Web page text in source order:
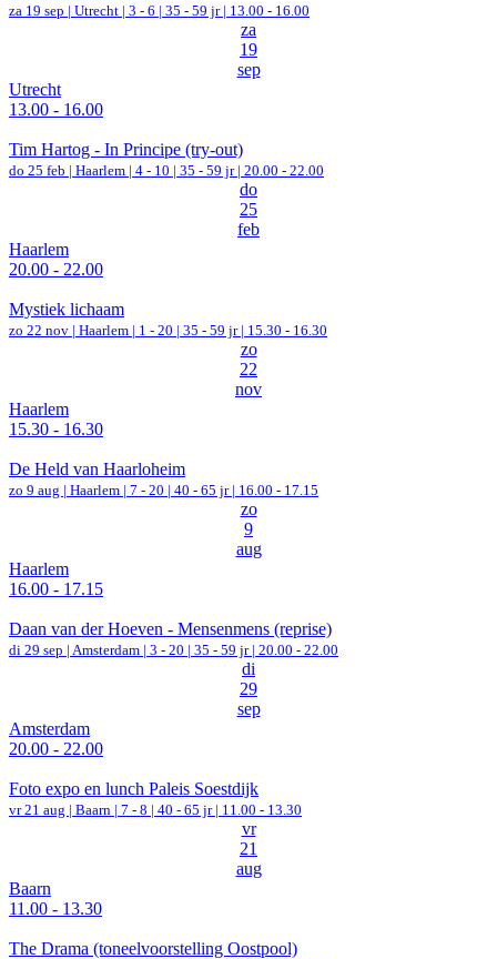
za 19 sep | Utrecht | 3 - 6 | 35 - 59 jr | 13.00 - 16.00
za
19
sep
Utrecht
13.00 - 16.00
Tim Hartog - In Principe (try-out)
do 25 feb | Haarlem | 4 - 10 | 35 - 59 jr | 20.00 - 22.00
do
25
feb
Haarlem
20.00 - 22.00
Mystiek lichaam
zo 22 nov | Haarlem | 1 - 20 | 35 - 59 jr | 15.30 - 16.30
zo
22
nov
Haarlem
15.30 - 16.30
De Held van Haarloheim
zo 9 aug | Haarlem | 7 - 20 | 40 - 65 jr | 16.00 - 17.15
zo
9
aug
Haarlem
16.00 - 17.15
Daan van der Hoeven - Mensenmens (reprise)
di 29 sep | Amsterdam | 3 - 20 | 35 - 59 jr | 20.00 - 22.00
di
29
sep
Amsterdam
20.00 - 22.00
Foto expo en lunch Paleis Soestdijk
vr 21 aug | Baarn | 7 - 8 | 40 - 65 jr | 11.00 - 13.30
vr
21
aug
Baarn
11.00 - 13.30
The Drama (toneelvoorstelling Oostpool)